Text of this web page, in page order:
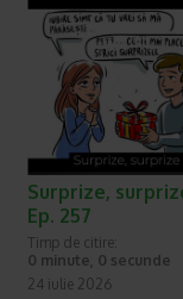
Surprize,
Ep. 257
Timp de citire:
0 minute, 0 secunde
24 iulie 2026